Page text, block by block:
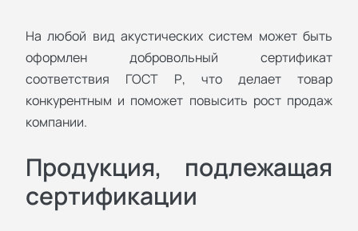
На любой вид акустических систем может быть
оформлен добровольный сертификат
соответствия ГОСТ Р, что делает товар
конкурентным и поможет повысить рост продаж
компании.
Продукция, подлежащая
сертификации